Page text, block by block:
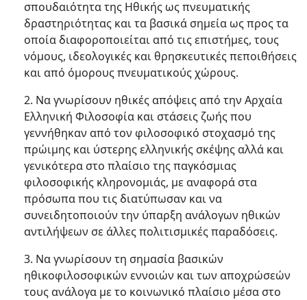
σπουδαιότητα της Ηθικής ως πνευματικής
δραστηριότητας και τα βασικά σημεία ως προς τα
οποία διαφοροποιείται από τις επιστήμες, τους
νόμους, ιδεολογικές και θρησκευτικές πεποιθήσεις
και από όμορους πνευματικούς χώρους.
2. Να γνωρίσουν ηθικές απόψεις από την Αρχαία
Ελληνική Φιλοσοφία και στάσεις ζωής που
γεννήθηκαν από τον φιλοσοφικό στοχασμό της
πρώιμης και ύστερης ελληνικής σκέψης αλλά και
γενικότερα στο πλαίσιο της παγκόσμιας
φιλοσοφικής κληρονομιάς, με αναφορά στα
πρόσωπα που τις διατύπωσαν και να
συνειδητοποιούν την ύπαρξη ανάλογων ηθικών
αντιλήψεων σε άλλες πολιτισμικές παραδόσεις.
3. Να γνωρίσουν τη σημασία βασικών
ηθικοφιλοσοφικών εννοιών και των αποχρώσεών
τους ανάλογα με το κοινωνικό πλαίσιο μέσα στο